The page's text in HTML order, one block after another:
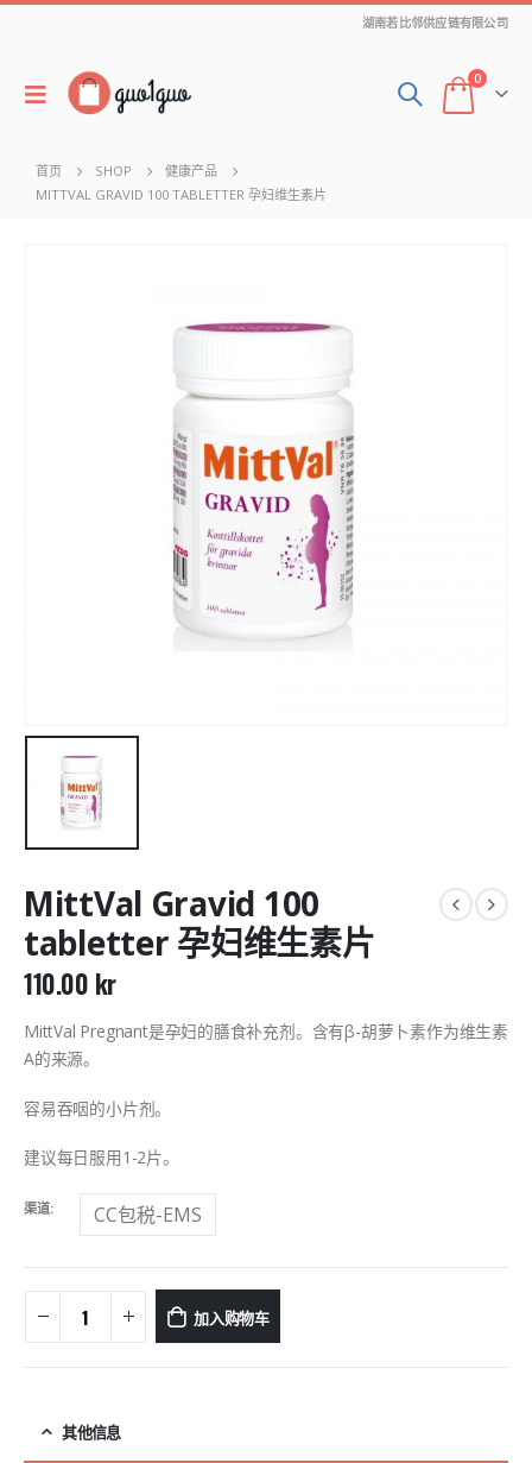
湖南若比邻供应链有限公司
0
首页 SHOP
健康产品
MITTVAL GRAVID 100 TABLETTER 孕妇维生素片
MittVal Gravid 100
tabletter 孕妇维生素片
110.00 kr
MittVal Pregnant是孕妇的膳食补充剂。含有β-胡萝卜素作为维生素
A的来源。
容易吞咽的小片剂。
建议每日服用1-2片。
渠道 CC包税-EMS
加入购物车
其他信息